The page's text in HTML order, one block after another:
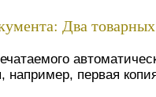
Два
например, первая